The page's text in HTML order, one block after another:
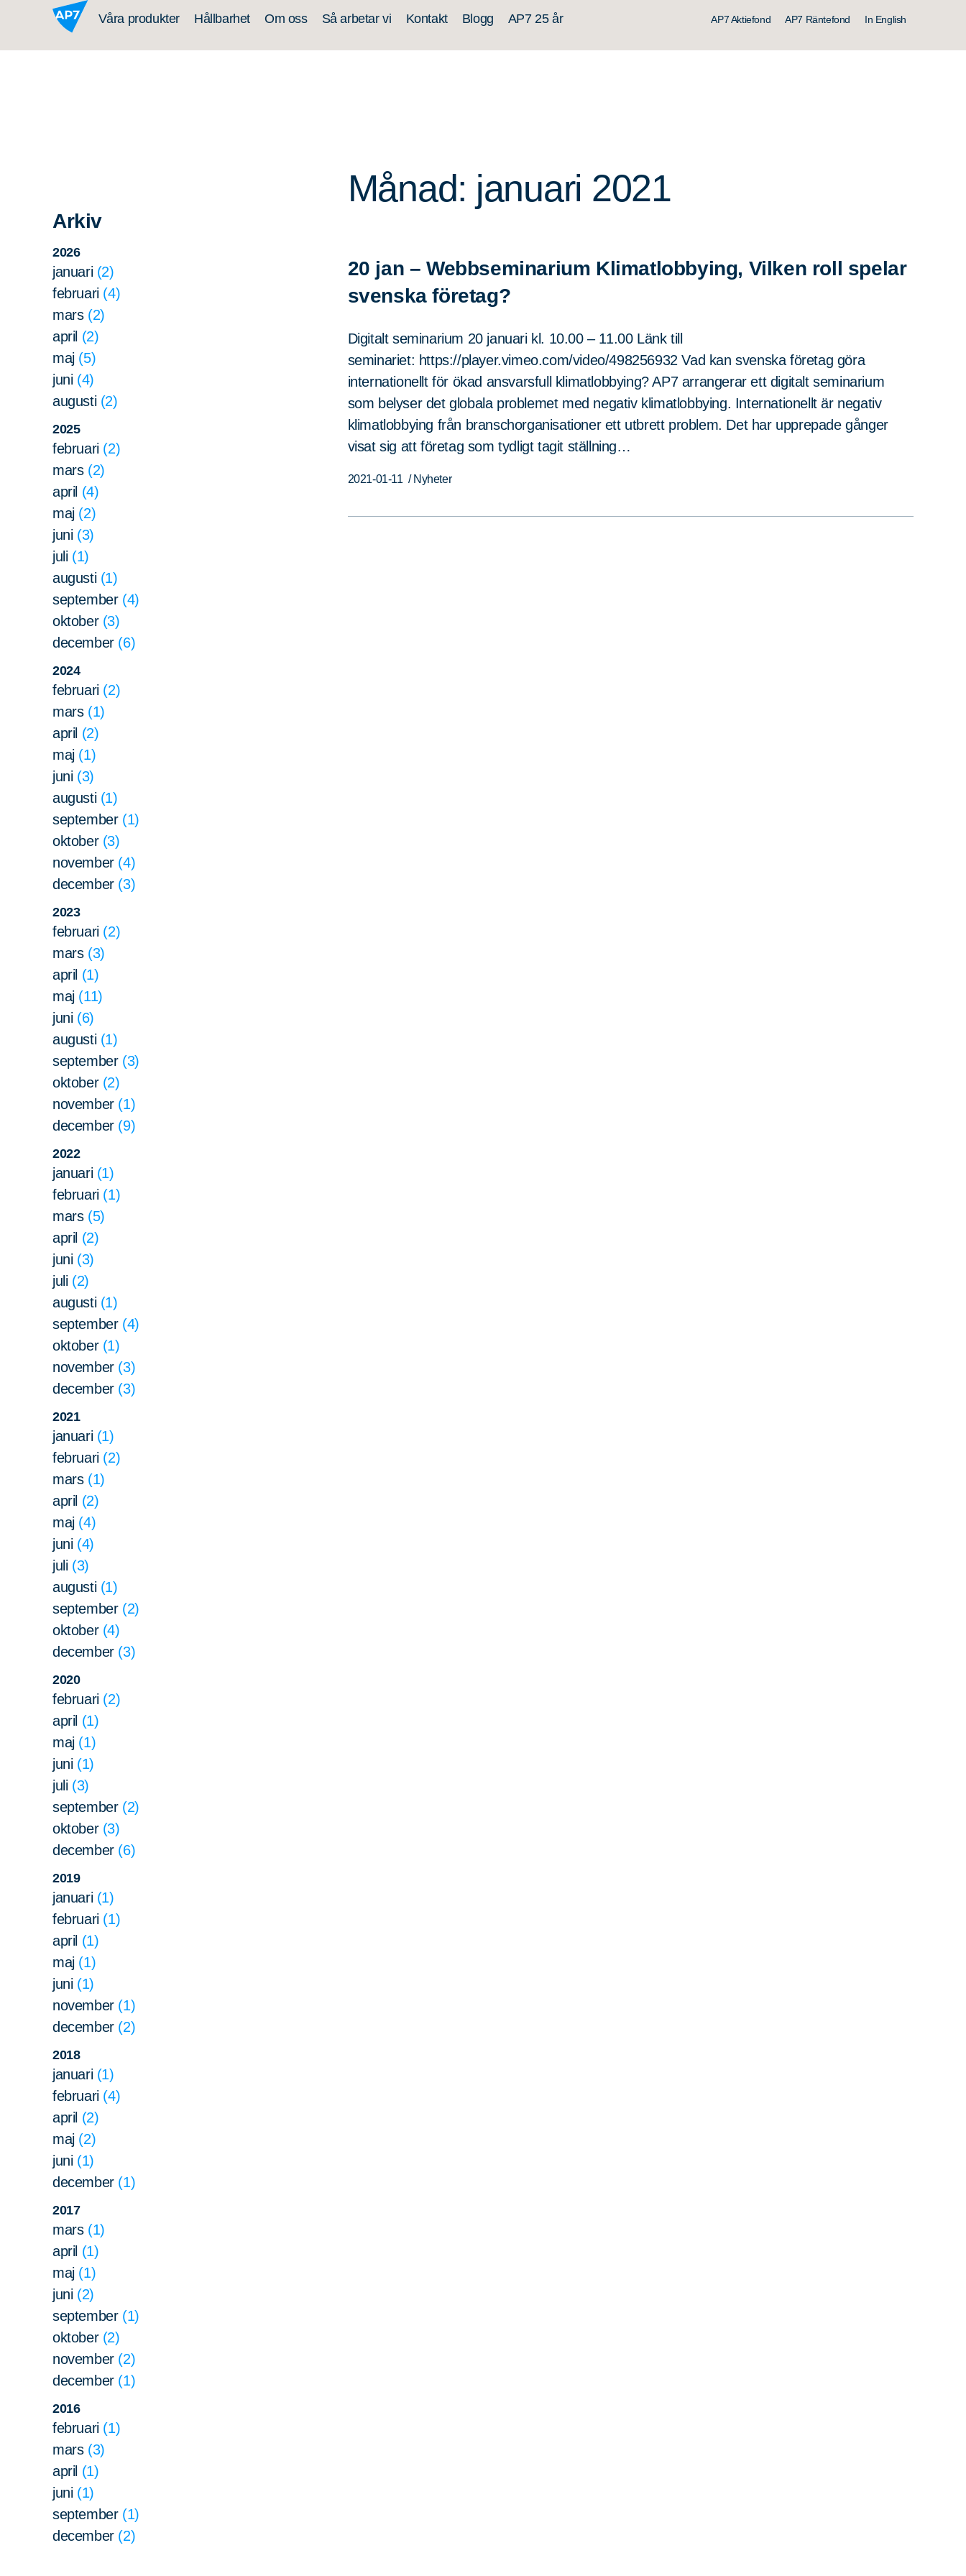
Hoppa till innehålletVåra produkter Hållbarhet Om oss Så arbetar vi Kontakt Blogg AP7 25 år In English
AP7 Aktiefond AP7 Räntefond
Arkiv
2026
januari 2
februari 4
mars 2
april
2
maj 5
juni 4
augusti 2
2025
februari 2
mars 2
april
4
maj 2
juni 3
juli 1
augusti 1
september 4
oktober 3
december 6
2024
februari 2
mars 1
april
2
maj 1
juni 3
augusti 1
september 1
oktober 3
november 4
december 3
2023
februari 2
mars 3
april
1
maj 11
juni 6
augusti 1
september 3
oktober 2
november 1
december 9
2022
januari 1
februari 1
mars 5
april
2
juni 3
juli 2
augusti 1
september 4
oktober 1
november 3
december 3
2021
januari 1
februari 2
mars 1
april
2
maj 4
juni 4
juli 3
augusti 1
september 2
oktober 4
december 3
2020
februari 2
april
1
maj 1
juni 1
juli 3
september 2
oktober 3
december 6
2019
januari 1
februari 1
april
1
maj 1
juni 1
november 1
december 2
2018
januari 1
februari 4
april
2
maj 2
juni 1
december 1
2017
mars 1
april
1
maj 1
juni 2
september 1
oktober 2
november 2
december 1
2016
februari 1
mars 3
april
1
juni 1
september 1
december 2
Månad: januari 2021
20 jan – Webbseminarium Klimatlobbying, Vilken roll spelar
svenska företag?
Digitalt seminarium 20 januari kl. 10.00 – 11.00 Länk till
seminariet: https://player.vimeo.com/video/498256932 Vad kan svenska företag göra
internationellt för ökad ansvarsfull klimatlobbying? AP7 arrangerar ett digitalt seminarium
som belyser det globala problemet med negativ klimatlobbying. Internationellt är negativ
klimatlobbying från branschorganisationer ett utbrett problem. Det har upprepade gånger
visat sig att företag som tydligt tagit ställning…
2021-01-11 / Nyheter
Sök på sidan: